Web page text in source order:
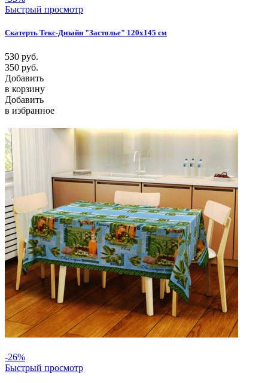
Быстрый просмотр
Скатерть Текс-Дизайн "Застолье" 120х145 см
530 руб.
350 руб.
Добавить
в корзину
Добавить
в избранное
-26%
Быстрый просмотр